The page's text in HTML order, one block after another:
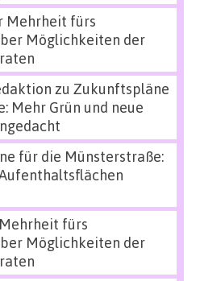
Mehrheit fürs
Möglichkeiten der
zu Zukunftspläne
Mehr Grün und neue
für die Münsterstraße:
fürs
Möglichkeiten der